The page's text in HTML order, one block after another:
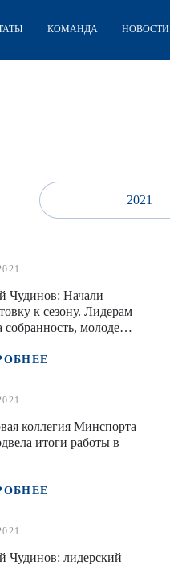
КОМАНДА НОВОСТИ
2021
Чудинов: Начали
к сезону. Лидерам
молодежи
коллегия Минспорта
итоги работы в
Чудинов: лидерский